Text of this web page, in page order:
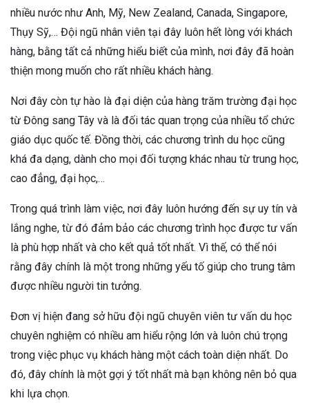
nhiều nước như Anh, Mỹ, New Zealand, Canada, Singapore,
Thụy Sỹ,… Đội ngũ nhân viên tại đây luôn hết lòng với khách
hàng, bằng tất cả những hiểu biết của mình, nơi đây đã hoàn
thiện mong muốn cho rất nhiều khách hàng.
Nơi đây còn tự hào là đại diện của hàng trăm trường đại học
từ Đông sang Tây và là đối tác quan trọng của nhiều tổ chức
giáo dục quốc tế. Đồng thời, các chương trình du học cũng
khá đa dạng, dành cho mọi đối tượng khác nhau từ trung học,
cao đẳng, đại học,…
Trong quá trình làm việc, nơi đây luôn hướng đến sự uy tín và
lắng nghe, từ đó đảm bảo các chương trình học được tư vấn
là phù hợp nhất và cho kết quả tốt nhất. Vì thế, có thể nói
rằng đây chính là một trong những yếu tố giúp cho trung tâm
được nhiều người tin tưởng.
Đơn vị hiện đang sở hữu đội ngũ chuyên viên tư vấn du học
chuyên nghiệm có nhiều am hiểu rộng lớn và luôn chú trọng
trong việc phục vụ khách hàng một cách toàn diện nhất. Do
đó, đây chính là một gợi ý tốt nhất mà bạn không nên bỏ qua
khi lựa chọn.